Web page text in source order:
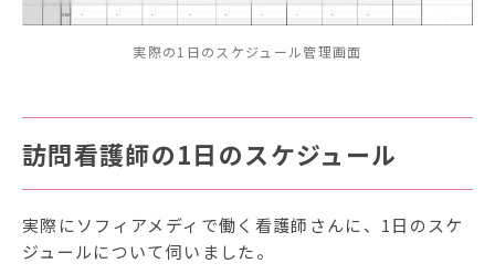
実際の1日のスケジュール管理画面
訪問看護師の1日のスケジュール
実際にソフィアメディで働く看護師さんに、1日のスケ
ジュールについて伺いました。